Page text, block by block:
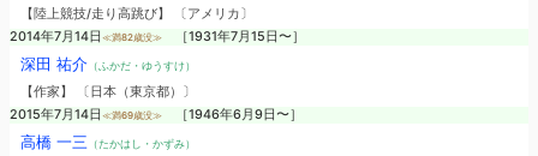
【陸上競技/走り高跳び】 〔アメリカ〕
2014年7月14日 ≪満82歳没≫ ［1931年7月15日〜］
深田 祐介（ふかだ・ゆうすけ）
【作家】 〔日本（東京都）〕
2015年7月14日 ≪満69歳没≫ ［1946年6月9日〜］
高橋 一三 （たかはし・かずみ）